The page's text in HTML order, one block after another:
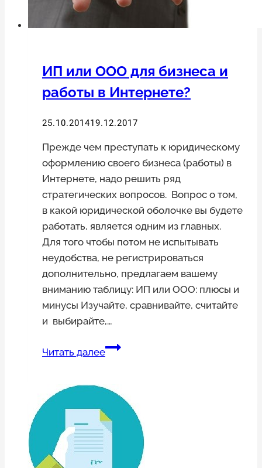
ИП или ООО для бизнеса и
работы в Интернете?
25.10.201419.12.2017
Прежде чем преступать к юридическому
оформлению своего бизнеса (работы) в
Интернете, надо решить ряд
стратегических вопросов. Вопрос о том,
в какой юридической оболочке вы будете
работать, является одним из главных.
Для того чтобы потом не испытывать
неудобства, не регистрироваться
дополнительно, предлагаем вашему
вниманию таблицу: ИП или ООО: плюсы и
минусы Изучайте, сравнивайте, считайте
и выбирайте,…
Читать далееИП
для
бизнеса
и